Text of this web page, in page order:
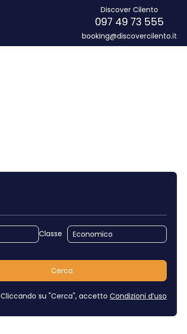
Discover Cilento
097 49 73 555
booking@discovercilento.it
Classe
Cerca
Cliccando su "Cerca", accetto Condizioni d’uso